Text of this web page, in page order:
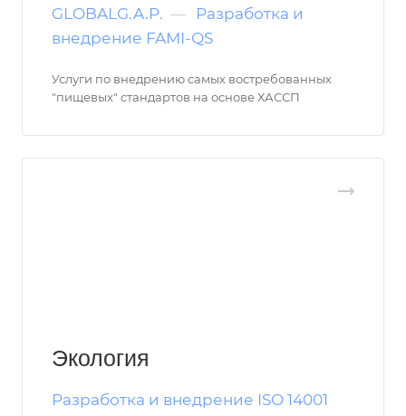
GLOBALG.A.P. —
Разработка и
внедрение FAMI-QS
Услуги по внедрению самых востребованных
"пищевых" стандартов на основе ХАССП
Экология
Разработка и внедрение ISO 14001